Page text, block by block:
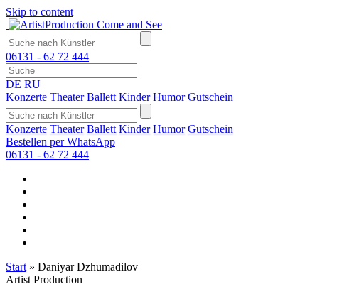
Skip to content
Come and See
06131 - 62 72 444
DE RU
Konzerte Theater Ballett Kinder Humor Gutschein
Konzerte Theater Ballett Kinder Humor Gutschein
Bestellen per WhatsApp
06131 - 62 72 444
Start » Daniyar Dzhumadilov
Artist Production